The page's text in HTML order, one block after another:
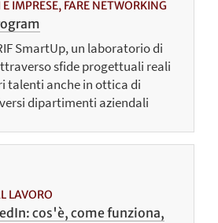
IMPRESE, FARE NETWORKING
SmartUp, un laboratorio di
sfide progettuali reali
talenti anche in ottica di
dipartimenti aziendali
LAVORO
cos'è, come funziona,